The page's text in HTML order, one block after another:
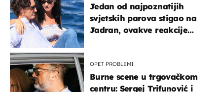
Jedan od najpoznatijih
svjetskih parova stigao na
Jadran, ovakve reakcije
OPET PROBLEMI
Burne scene u trgovačkom
centru: Sergej Trifunović i